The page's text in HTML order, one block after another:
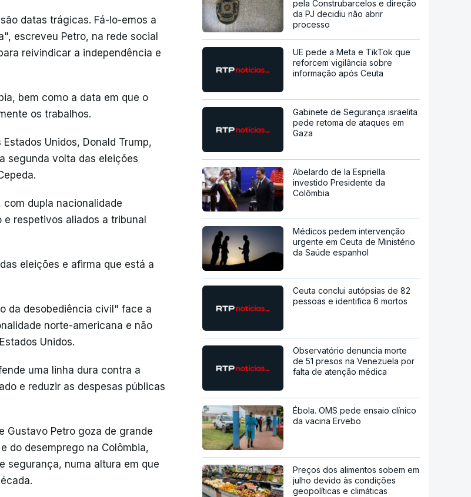
datas trágicas. Fá-lo-emos a
escreveu Petro, na rede social
reivindicar a independência e
bem como a data em que o
os trabalhos.
Unidos, Donald Trump,
segunda volta das eleições
com dupla nacionalidade
respetivos aliados a tribunal
eleições e afirma que está a
da desobediência civil" face a
norte-americana e não
Unidos.
uma linha dura contra a
e reduzir as despesas públicas
Gustavo Petro goza de grande
do desemprego na Colômbia,
segurança, numa altura em que
pela Construbarcelos e direção
da PJ decidiu não abrir
processo
UE pede a Meta e TikTok que
reforcem vigilância sobre
informação após Ceuta
Gabinete de Segurança israelita
pede retoma de ataques em
Gaza
Abelardo de la Espriella
investido Presidente da
Colômbia
Médicos pedem intervenção
urgente em Ceuta de Ministério
da Saúde espanhol
Ceuta conclui autópsias de 82
pessoas e identifica 6 mortos
Observatório denuncia morte
de 51 presos na Venezuela por
falta de atenção médica
Ébola. OMS pede ensaio clínico
da vacina Ervebo
Preços dos alimentos sobem em
julho devido às condições
geopolíticas e climáticas